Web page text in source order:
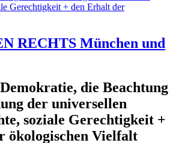
RECHTS München und
die Beachtung
der universellen
soziale Gerechtigkeit +
ökologischen Vielfalt